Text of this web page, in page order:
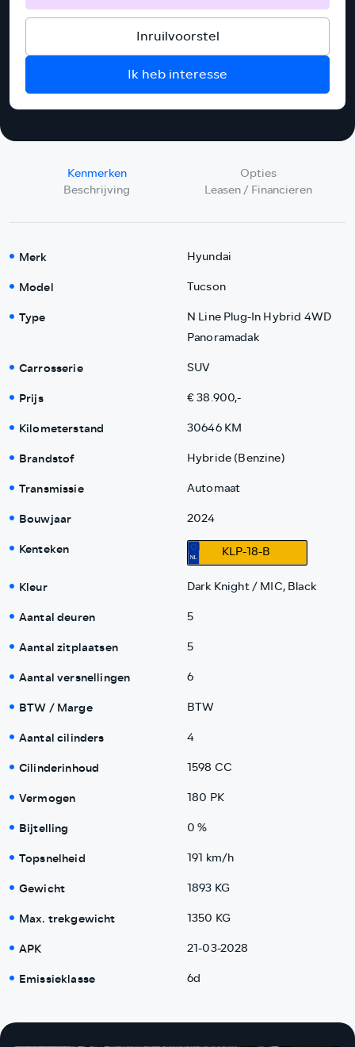
Inruilvoorstel
Ik heb interesse
Kenmerken
Opties
Beschrijving
Leasen / Financieren
Merk Hyundai
Model Tucson
Type
N Line Plug-In Hybrid 4WD
Panoramadak
Carrosserie SUV
Prijs € 38.900,-
Kilometerstand 30646 KM
Brandstof Hybride (Benzine)
Transmissie Automaat
Bouwjaar 2024
Kenteken KLP-18-B
Kleur Dark Knight / MIC, Black
Aantal deuren 5
Aantal zitplaatsen 5
Aantal versnellingen 6
BTW / Marge BTW
Aantal cilinders 4
Cilinderinhoud 1598 CC
Vermogen 180 PK
Bijtelling 0 %
Topsnelheid 191 km/h
Gewicht 1893 KG
Max. trekgewicht 1350 KG
APK 21-03-2028
Emissieklasse 6d